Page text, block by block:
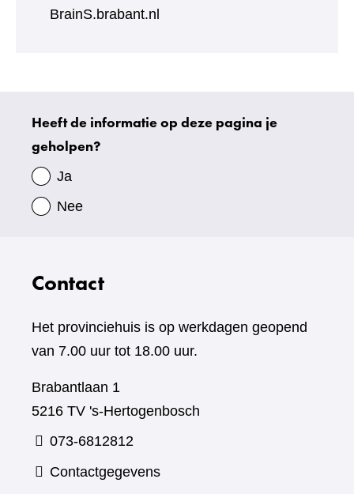
BrainS.brabant.nl
Uw
gegevens
Heeft de informatie op deze pagina je
geholpen?
Ja
Nee
Contact
Het provinciehuis is op werkdagen geopend
van 7.00 uur tot 18.00 uur.
Brabantlaan 1
5216 TV 's-Hertogenbosch
073-6812812
Contactgegevens